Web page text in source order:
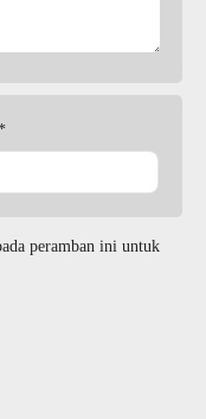
*
peramban ini untuk